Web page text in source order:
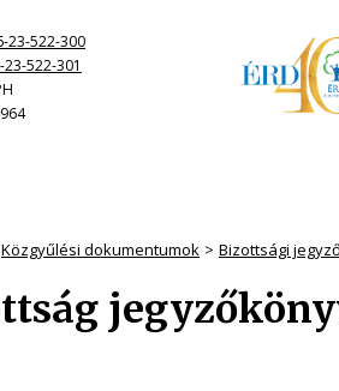
23-522-300
23-522-301
Közgyűlési dokumentumok Bizottsági